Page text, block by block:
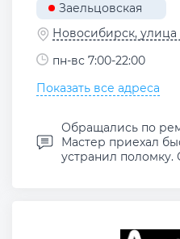
Заельцовская
Новосибирск, улица
пн-вс 7:00-22:00
Показать все адреса
Обращались по
Мастер приехал
устранил